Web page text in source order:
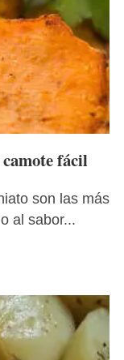
fácil
son las más
al sabor...